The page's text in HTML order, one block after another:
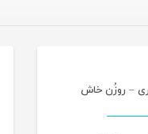
– روزُن خاش